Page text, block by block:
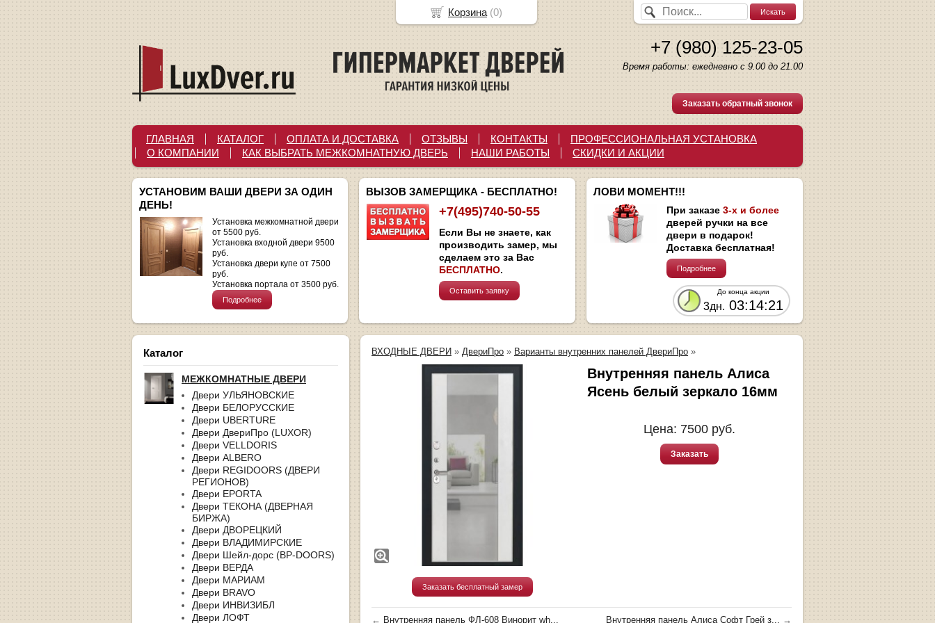
+7 (980) 125-23-05
Время работы: ежедневно с 9.00 до 21.00
Заказать обратный звонок
ГЛАВНАЯ КАТАЛОГ ОПЛАТА И ДОСТАВКА ОТЗЫВЫ КОНТАКТЫ
ПРОФЕССИОНАЛЬНАЯ УСТАНОВКА
О КОМПАНИИ
КАК ВЫБРАТЬ МЕЖКОМНАТНУЮ ДВЕРЬ НАШИ РАБОТЫ СКИДКИ И АКЦИИ
УСТАНОВИМ ВАШИ ДВЕРИ ЗА ОДИН
ДЕНЬ!
Установка межкомнатной двери
от 5500 руб.
Установка входной двери 9500
руб.
Установка двери купе от 7500
руб.
Установка портала от 3500 руб.
Подробнее
ВЫЗОВ ЗАМЕРЩИКА - БЕСПЛАТНО!
+7(495)740-50-55
Если Вы не знаете, как
производить замер, мы
сделаем это за Вас
БЕСПЛАТНО.
Оставить заявку
ЛОВИ МОМЕНТ!!!
При заказе 3-х и более
дверей ручки на все
двери в подарок!
Доставка бесплатная!
Подробнее
До конца акции
3дн. 03:14:20
Каталог
МЕЖКОМНАТНЫЕ ДВЕРИ
Двери УЛЬЯНОВСКИЕ
Двери БЕЛОРУССКИЕ
Двери UBERTURE
Двери ДвериПро (LUXOR)
Двери VELLDORIS
Двери ALBERO
Двери REGIDOORS (ДВЕРИ
РЕГИОНОВ)
Двери EPORTA
Двери ТЕКОНА (ДВЕРНАЯ
БИРЖА)
Двери ДВОРЕЦКИЙ
Двери ВЛАДИМИРСКИЕ
Двери Шейл-дорс (BP-DOORS)
Двери ВЕРДА
Двери МАРИАМ
Двери BRAVO
Двери ИНВИЗИБЛ
Двери ЛОФТ
ВХОДНЫЕ ДВЕРИ » ДвериПро » Варианты внутренних панелей ДвериПро »
Заказать бесплатный замер
Внутренняя панель Алиса
Ясень белый зеркало 16мм
Цена: 7500 руб.
Заказать
← Внутренняя панель ФЛ-608 Винорит wh... Внутренняя панель Алиса Софт Грей з... →
Корзина (0)